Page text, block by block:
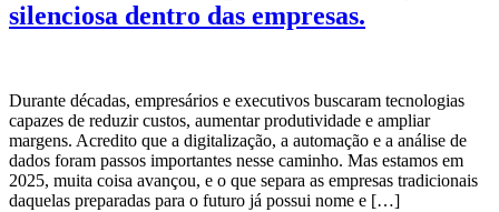
silenciosa dentro das empresas.
Durante décadas, empresários e executivos buscaram tecnologias
capazes de reduzir custos, aumentar produtividade e ampliar
margens. Acredito que a digitalização, a automação e a análise de
dados foram passos importantes nesse caminho. Mas estamos em
2025, muita coisa avançou, e o que separa as empresas tradicionais
daquelas preparadas para o futuro já possui nome e […]